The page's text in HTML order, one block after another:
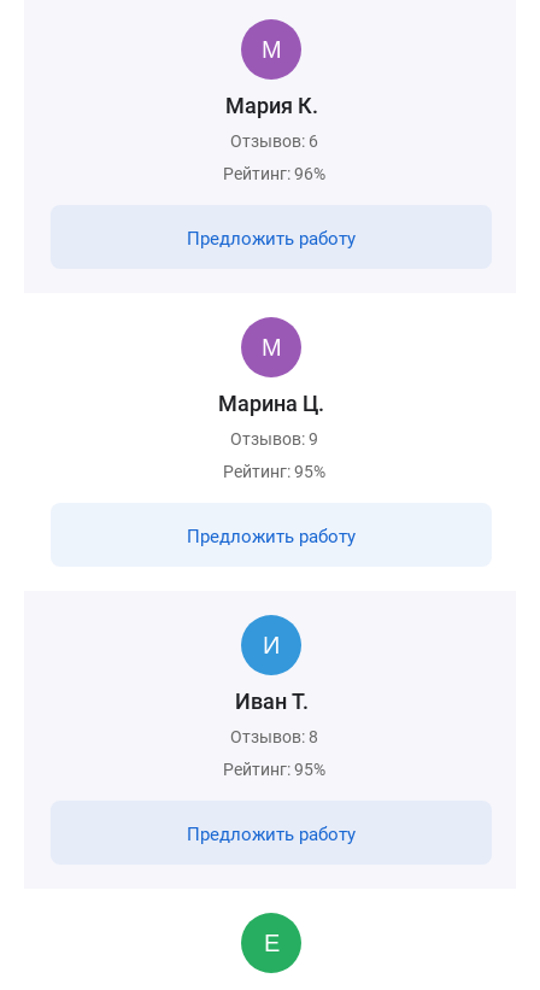
Мария К.
Отзывов: 6
Рейтинг: 96%
Предложить работу
Марина Ц.
Отзывов: 9
Рейтинг: 95%
Предложить работу
Иван Т.
Отзывов: 8
Рейтинг: 95%
Предложить работу